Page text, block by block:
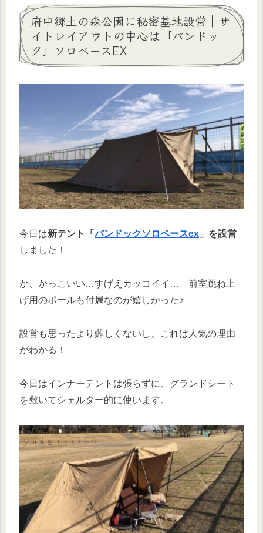
府中郷土の森公園に秘密基地設営｜サ
イトレイアウトの中心は「バンドッ
ク」ソロベースEX
今日は新テント「バンドックソロベースex 」を設営
しました！
か、かっこいい…すげえカッコイイ… 前室跳ね上
げ用のポールも付属なのが嬉しかった♪
設営も思ったより難しくないし、これは人気の理由
がわかる！
今日はインナーテントは張らずに、グランドシート
を敷いてシェルター的に使います。